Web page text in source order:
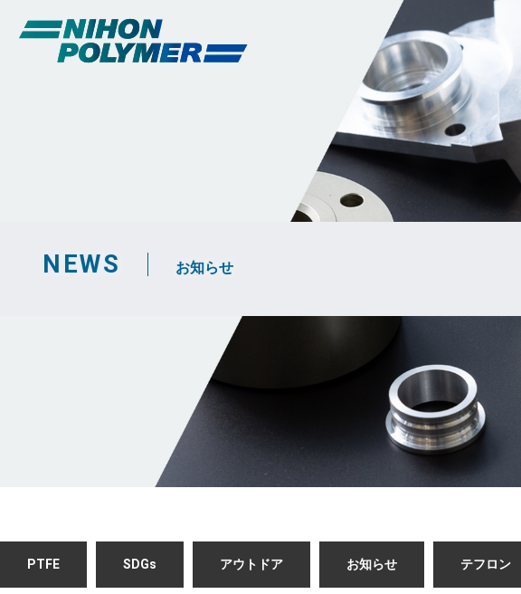
NEWS お知らせ
PTFE SDGs アウトドア お知らせ テフロン